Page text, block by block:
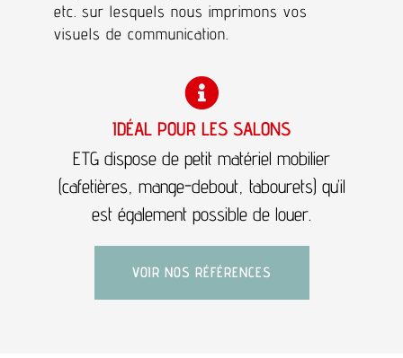
etc. sur lesquels nous imprimons vos
visuels de communication.
IDÉAL POUR LES SALONS
ETG dispose de petit matériel mobilier
(cafetières, mange-debout, tabourets) qu’il
est également possible de louer.
VOIR NOS RÉFÉRENCES